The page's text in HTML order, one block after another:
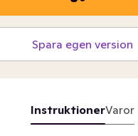
Spara egen version
InstruktionerVaror